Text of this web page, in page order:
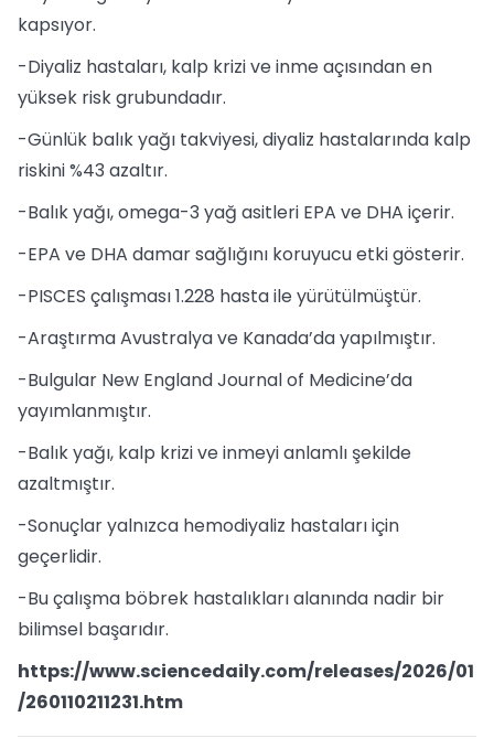
kapsıyor.
-Diyaliz hastaları, kalp krizi ve inme açısından en
yüksek risk grubundadır.
-Günlük balık yağı takviyesi, diyaliz hastalarında kalp
riskini %43 azaltır.
-Balık yağı, omega-3 yağ asitleri EPA ve DHA içerir.
-EPA ve DHA damar sağlığını koruyucu etki gösterir.
-PISCES çalışması 1.228 hasta ile yürütülmüştür.
-Araştırma Avustralya ve Kanada’da yapılmıştır.
-Bulgular New England Journal of Medicine’da
yayımlanmıştır.
-Balık yağı, kalp krizi ve inmeyi anlamlı şekilde
azaltmıştır.
-Sonuçlar yalnızca hemodiyaliz hastaları için
geçerlidir.
-Bu çalışma böbrek hastalıkları alanında nadir bir
bilimsel başarıdır.
https://www.sciencedaily.com/releases/2026/01
/260110211231.htm